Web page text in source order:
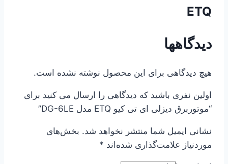
ETQ
دیدگاهها
هیچ دیدگاهی برای این محصول نوشته نشده است.
اولین نفری باشید که دیدگاهی را ارسال می کنید برای
“موتوربرق دیزلی ای تی کیو ETQ مدل DG-6LE”
نشانی ایمیل شما منتشر نخواهد شد. بخش‌های
موردنیاز علامت‌گذاری شده‌اند *